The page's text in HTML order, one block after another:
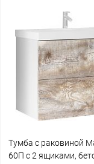
Тумба с раковиной
60П с 2 ящиками,